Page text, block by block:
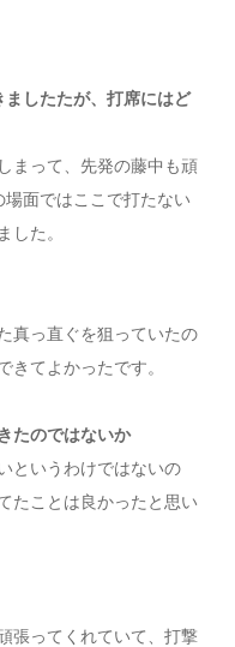
したたが、打席にはど
まって、先発の藤中も頑
面ではここで打たない
した。
真っ直ぐを狙っていたの
きてよかったです。
たのではないか
というわけではないの
たことは良かったと思い
張ってくれていて、打撃